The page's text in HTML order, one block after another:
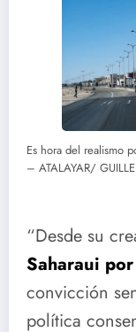
Es hora del realismo
– ATALAYAR/
“Desde su
Saharaui
convicción
política